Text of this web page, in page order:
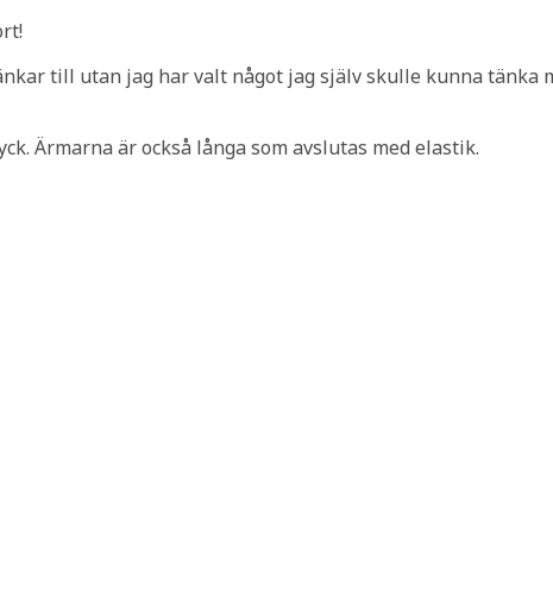
till utan jag har valt något jag själv skulle kunna tänka
Ärmarna är också långa som avslutas med elastik.